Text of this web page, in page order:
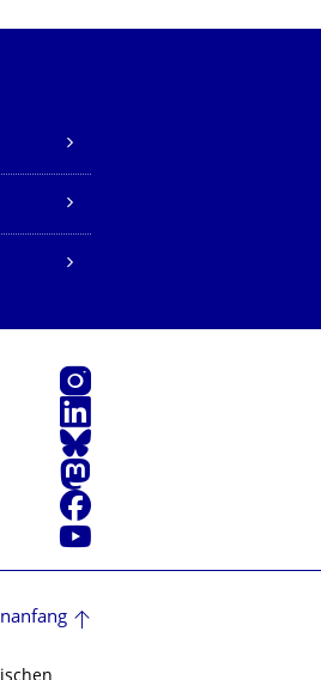
Instagram
LinkedIn
Bluesky
Mastodon
Facebook
Youtube